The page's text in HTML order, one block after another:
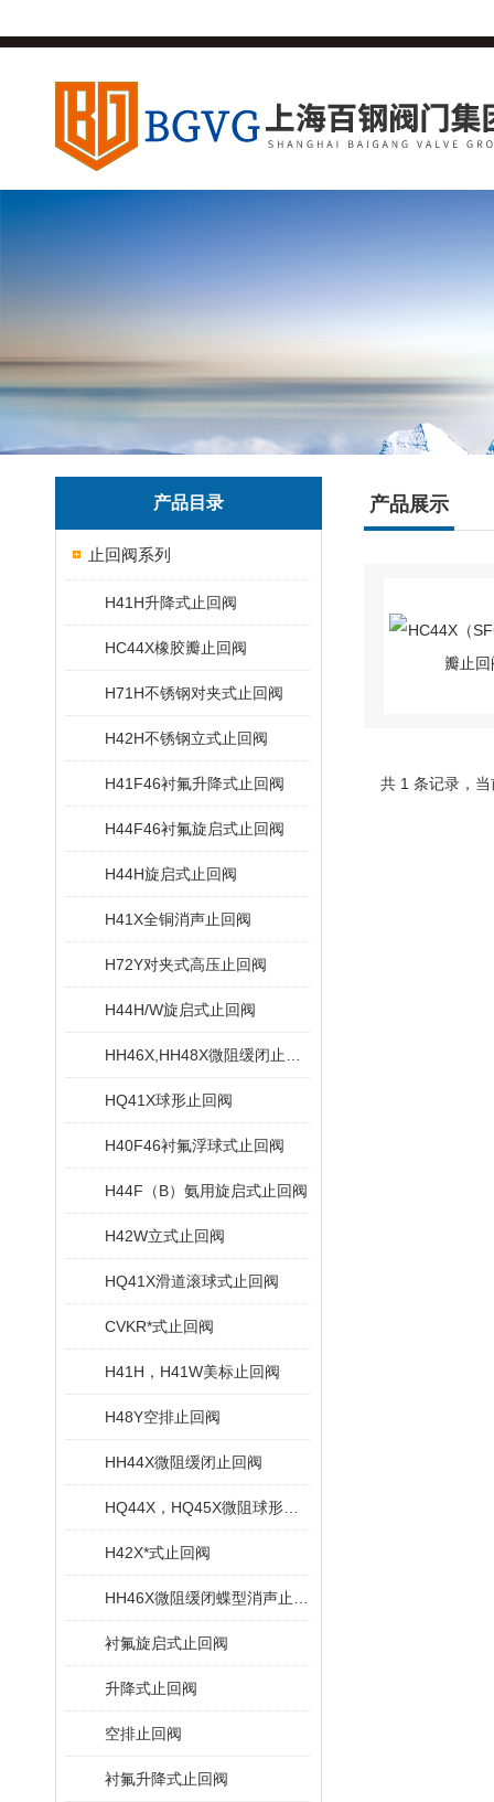
产品目录
止回阀系列
H41H升降式止回阀
HC44X橡胶瓣止回阀
H71H不锈钢对夹式止回阀
H42H不锈钢立式止回阀
H41F46衬氟升降式止回阀
H44F46衬氟旋启式止回阀
H44H旋启式止回阀
H41X全铜消声止回阀
H72Y对夹式高压止回阀
H44H/W旋启式止回阀
HQ41X球形止回阀
H40F46衬氟浮球式止回阀
H44F（B）氨用旋启式止回阀
H42W立式止回阀
HQ41X滑道滚球式止回阀
CVKR*式止回阀
H41H，H41W美标止回阀
H48Y空排止回阀
HH44X微阻缓闭止回阀
H42X*式止回阀
衬氟旋启式止回阀
升降式止回阀
空排止回阀
衬氟升降式止回阀
产品展示
共 1 条记录，